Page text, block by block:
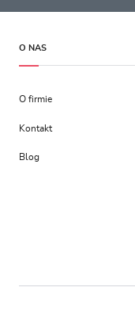
O NAS
O firmie
Kontakt
Blog